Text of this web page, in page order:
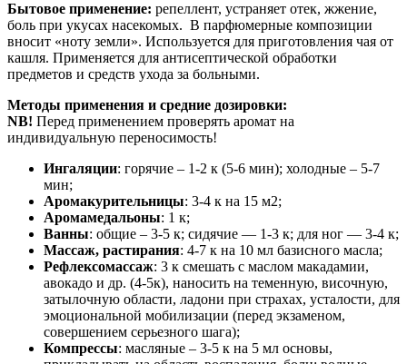
Бытовое применение: репеллент, устраняет отек, жжение,
боль при укусах насекомых. В парфюмерные композиции
вносит «ноту земли». Используется для приготовления чая от
кашля. Применяется для антисептической обработки
предметов и средств ухода за больными.
Методы применения и средние дозировки:
NB! Перед применением проверять аромат на
индивидуальную переносимость!
Ингаляции: горячие – 1-2 к (5-6 мин); холодные – 5-7
мин;
Аромакурительницы: 3-4 к на 15 м2;
Аромамедальоны: 1 к;
Ванны: общие – 3-5 к; сидячие — 1-3 к; для ног — 3-4 к;
Массаж, растирания: 4-7 к на 10 мл базисного масла;
Рефлексомассаж: 3 к смешать с маслом макадамии,
авокадо и др. (4-5к), наносить на теменную, височную,
затылочную области, ладони при страхах, усталости, для
эмоциональной мобилизации (перед экзаменом,
совершением серьезного шага);
Компрессы: масляные – 3-5 к на 5 мл основы,